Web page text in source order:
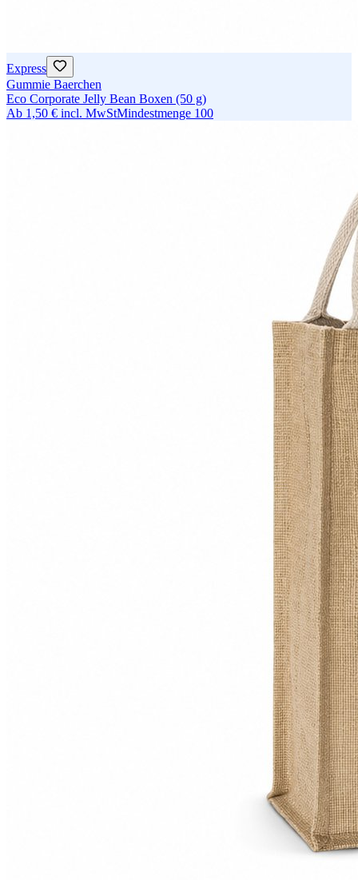
Express
Gummie Baerchen
Eco Corporate Jelly Bean Boxen (50 g)
Ab 1,50 € incl. MwStMindestmenge 100